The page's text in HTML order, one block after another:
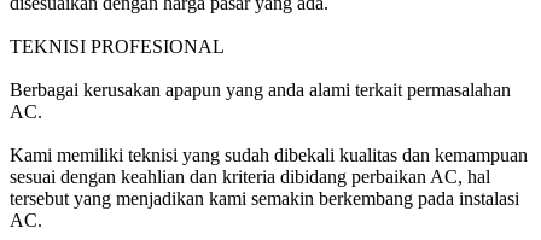
TEKNISI PROFESIONAL
Berbagai kerusakan apapun yang anda alami terkait permasalahan
AC.
Kami memiliki teknisi yang sudah dibekali kualitas dan kemampuan
sesuai dengan keahlian dan kriteria dibidang perbaikan AC, hal
tersebut yang menjadikan kami semakin berkembang pada instalasi
AC.